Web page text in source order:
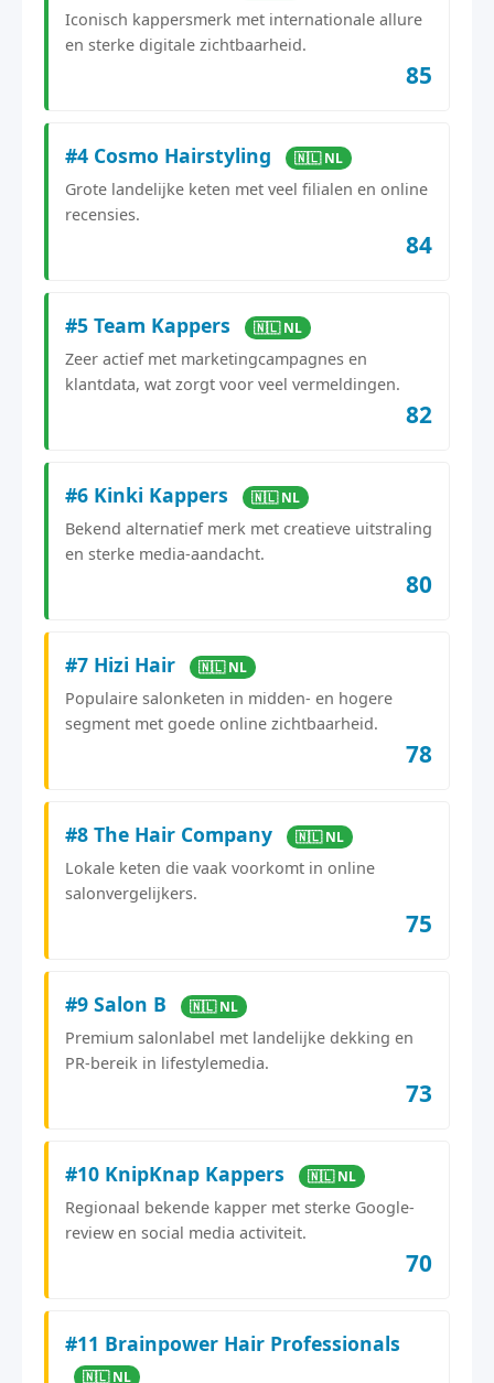
Iconisch kappersmerk met internationale allure
en sterke digitale zichtbaarheid.
85
#4 Cosmo Hairstyling 🇳🇱 NL
Grote landelijke keten met veel filialen en online
recensies.
84
#5 Team Kappers 🇳🇱 NL
Zeer actief met marketingcampagnes en
klantdata, wat zorgt voor veel vermeldingen.
82
#6 Kinki Kappers 🇳🇱 NL
Bekend alternatief merk met creatieve uitstraling
en sterke media-aandacht.
80
#7 Hizi Hair 🇳🇱 NL
Populaire salonketen in midden- en hogere
segment met goede online zichtbaarheid.
78
#8 The Hair Company 🇳🇱 NL
Lokale keten die vaak voorkomt in online
salonvergelijkers.
75
#9 Salon B 🇳🇱 NL
Premium salonlabel met landelijke dekking en
PR-bereik in lifestylemedia.
73
#10 KnipKnap Kappers 🇳🇱 NL
Regionaal bekende kapper met sterke Google-
review en social media activiteit.
70
#11 Brainpower Hair Professionals
🇳🇱 NL